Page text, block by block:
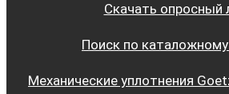
Скачать опросный
Поиск по
Механические уплотнения